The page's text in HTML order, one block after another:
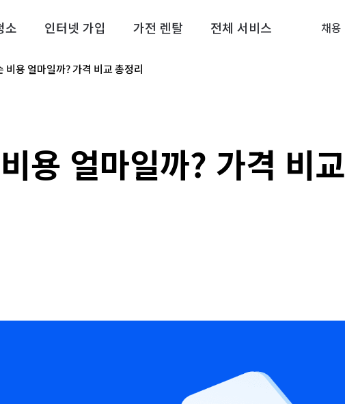
소 인터넷 가입 가전 렌탈 전체 서비스 채용
비용 얼마일까? 가격 비교 총정리
용 얼마일까? 가격 비교